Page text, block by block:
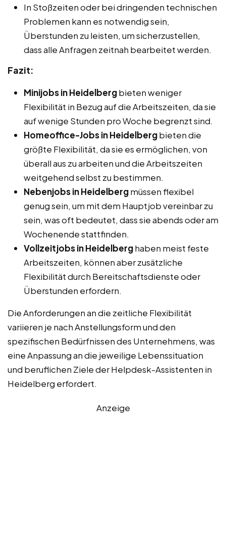
In Stoßzeiten oder bei dringenden technischen
Problemen kann es notwendig sein,
Überstunden zu leisten, um sicherzustellen,
dass alle Anfragen zeitnah bearbeitet werden.
Fazit:
Minijobs in Heidelbergbieten weniger
Flexibilität in Bezug auf die Arbeitszeiten, da sie
auf wenige Stunden pro Woche begrenzt sind.
Homeoffice-Jobs in Heidelbergbieten die
größte Flexibilität, da sie es ermöglichen, von
überall aus zu arbeiten und die Arbeitszeiten
weitgehend selbst zu bestimmen.
Nebenjobs in Heidelbergmüssen flexibel
genug sein, um mit dem Hauptjob vereinbar zu
sein, was oft bedeutet, dass sie abends oder am
Wochenende stattfinden.
Vollzeitjobs in Heidelberghaben meist feste
Arbeitszeiten, können aber zusätzliche
Flexibilität durch Bereitschaftsdienste oder
Überstunden erfordern.
Die Anforderungen an die zeitliche Flexibilität
variieren je nach Anstellungsform und den
spezifischen Bedürfnissen des Unternehmens, was
eine Anpassung an die jeweilige Lebenssituation
und beruflichen Ziele der Helpdesk-Assistenten in
Heidelberg erfordert.
Anzeige